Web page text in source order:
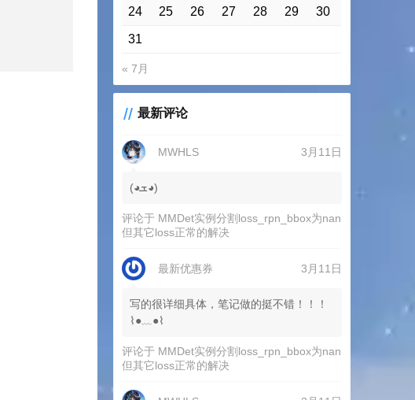
24 25 26 27 28 29 30
31
« 7月
最新评论
MWHLS 3月11日
(◕ܫ◕)
评论于 MMDet实例分割loss_rpn_bbox为nan
但其它loss正常的解决
最新优惠券 3月11日
写的很详细具体，笔记做的挺不错！！！
⌇●﹏●⌇
评论于 MMDet实例分割loss_rpn_bbox为nan
但其它loss正常的解决